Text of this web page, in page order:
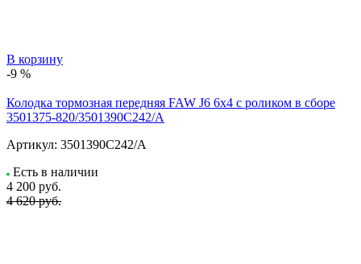
В корзину
-9 %
Колодка тормозная передняя FAW J6 6х4 с роликом в сборе
3501375-820/3501390C242/A
Артикул: 3501390C242/A
Есть в наличии
4 200 руб.
4 620 руб.